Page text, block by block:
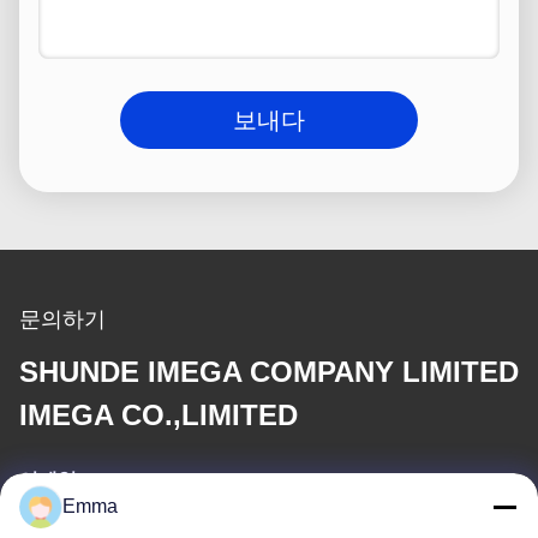
보내다
문의하기
SHUNDE IMEGA COMPANY LIMITED
IMEGA CO.,LIMITED
이메일
Emma